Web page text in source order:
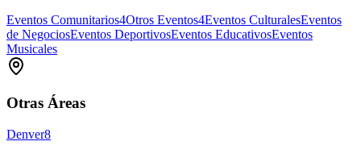
Eventos Comunitarios4Otros Eventos4Eventos CulturalesEventos
de NegociosEventos DeportivosEventos EducativosEventos
Musicales
Otras Áreas
Denver8